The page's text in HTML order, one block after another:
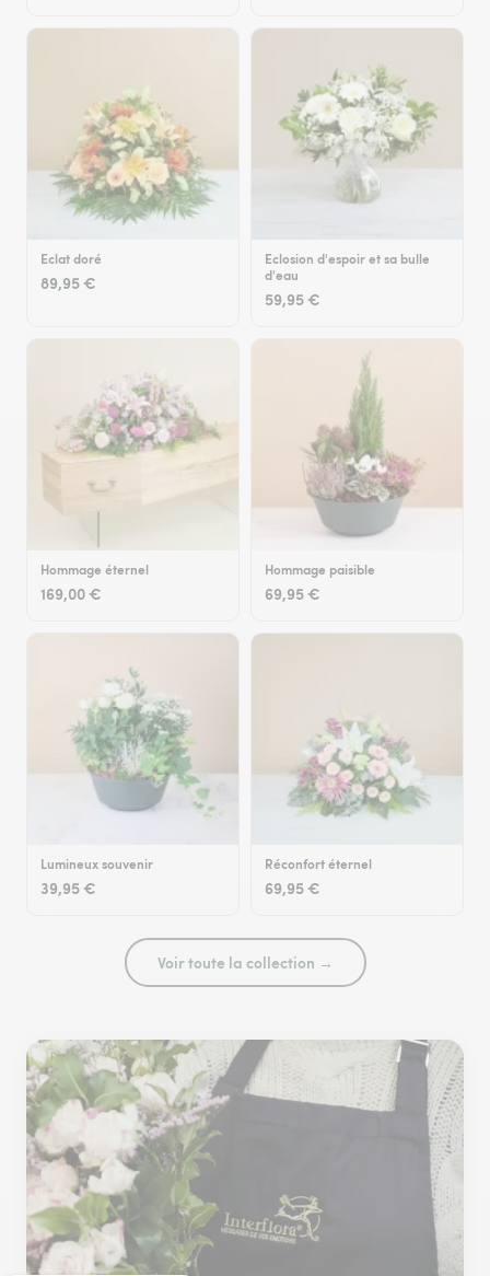
Eclat doré
89,95 €
Eclosion d'espoir et sa bulle
d'eau
59,95 €
Hommage éternel
169,00 €
Hommage paisible
69,95 €
Lumineux souvenir
39,95 €
Réconfort éternel
69,95 €
Voir toute la collection →